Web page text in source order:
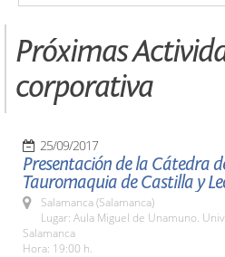
Próximas
corporativa
25/09/2017
Presentación de la Cátedra
Tauromaquia de Castilla y
Salamanca (Salamanca)
Lugar: Aula Miguel de Unamuno.
Salamanca
Hora: 19:00 h.